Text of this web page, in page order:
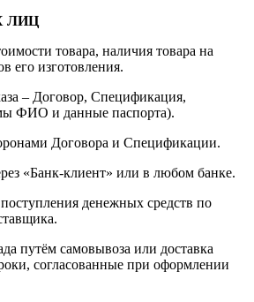
ЛИЦ
товара, наличия товара на
его изготовления.
– Договор, Спецификация,
ФИО и данные паспорта).
Договора и Спецификации.
«Банк-клиент» или в любом банке.
денежных средств по
путём самовывоза или доставка
согласованные при оформлении